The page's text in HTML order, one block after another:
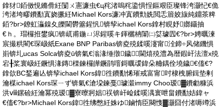
鎿犲銆傚悓鏅傦紝闅ㄨ憲濂虫€ц秺渚嗚秺鍌惧悜鏂艰臣璨锋洿灏忋€佹
洿渚垮疁鐨勫寘娆撅紝Michael Kors濂冲寘鐨勯姺閲忎篃姣旇純鐤茶粺
銆?br>鐐虹灜鎳夊皪閫欎簺鍟忛锛孧ichael Kors鎿村睍妤嫏鑷抽
€ｈ。瑁欏拰鐢疯锛屼甫鍦ㄩ浕鍟嗘キ鍕欐柟闈㈡姇璩囥€?br>娉曞湅
宸撮粠閵€琛岋紙Exane BNP Paribas锛夌殑鍒嗘瀽甯洤鍗÷风储鐖惧
崱锛圠ucas Solca锛夌ū锛氣€滃湪缍撴鐬閫熺殑澧為暦鍜屽法澶х殑
宕╂桨寰岋紝鐝惧湪鏄檪鍊欏皣鐝鹃噾鎶曞叆鍏朵粬鍝佺墝鐬€傗€?
鎿欱BC鍫遍亾锛孧ichael Kors鍏徃鐨勫悕璀戒富甯吋棣栧腑鍓垫剰
瀹楳ichael Kors琛ㄧず锛氣€滄垜鍊戞璩濲immy Choo瑷▓鐨勮糠浜
洪ⅷ鏍硷紝瀹冪殑瑷▓寮曢牁娼祦锛屽崄鍒嗘湡寰呭畠鐨勫姞鍏ャ
€傗€?br>Michael Kors鍏徃绋憋紝姝ゆ鏀惰臣闋愯▓灏囧付渚嗕竴浜